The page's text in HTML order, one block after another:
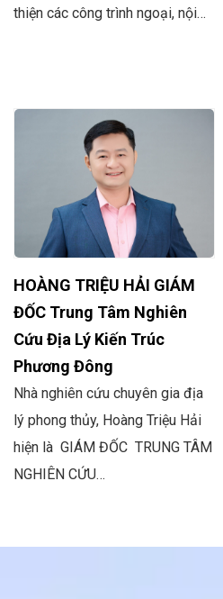
thiện các công trình ngoại, nội…
HOÀNG TRIỆU HẢI GIÁM
ĐỐC Trung Tâm Nghiên
Cứu Địa Lý Kiến Trúc
Phương Đông
Nhà nghiên cứu chuyên gia địa
lý phong thủy, Hoàng Triệu Hải
hiện là GIÁM ĐỐC TRUNG TÂM
NGHIÊN CỨU…